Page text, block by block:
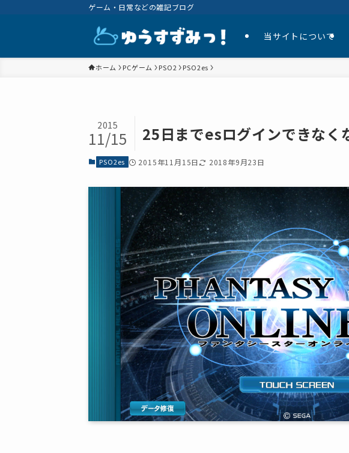
ゲーム・日常などの雑記ブログ
当サイトについて
ホーム PCゲーム PSO2 PSO2es
25日までesログインできなく
2015
11/15
PSO2es 2015年11月15日 2018年9月23日